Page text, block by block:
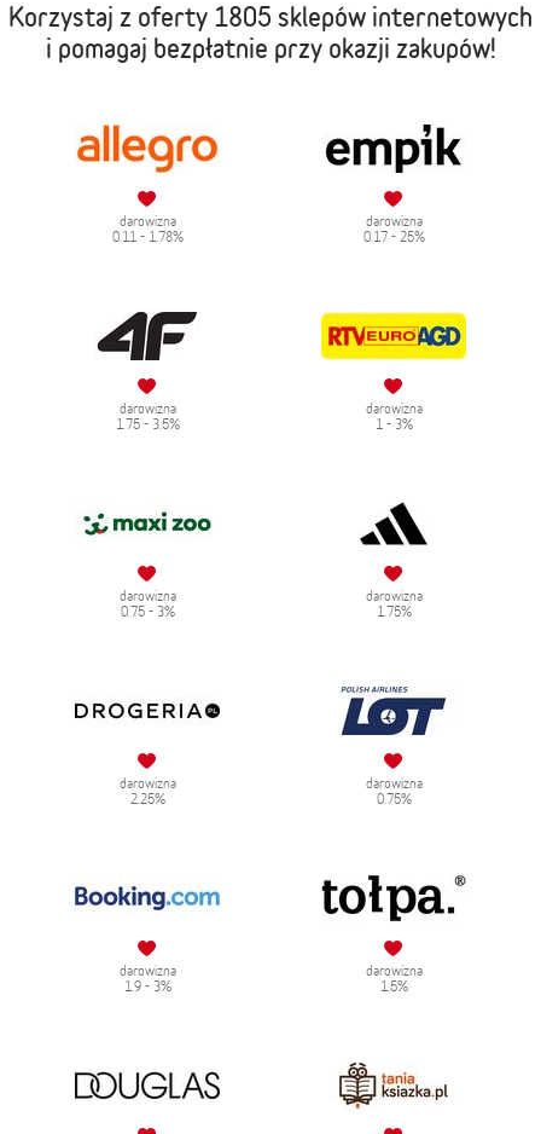
Korzystaj z oferty 1805 sklepów internetowych
i pomagaj bezpłatnie przy okazji zakupów!
darowizna
0.11 - 1.78%
darowizna
0.17 - 25%
darowizna
1.75 - 3.5%
darowizna
1 - 3%
darowizna
0.75 - 3%
darowizna
1.75%
darowizna
2.25%
darowizna
0.75%
darowizna
1.9 - 3%
darowizna
1.5%